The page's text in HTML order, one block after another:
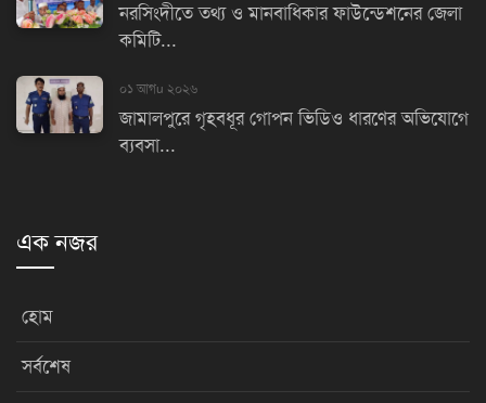
নরসিংদীতে তথ্য ও মানবাধিকার ফাউন্ডেশনের জেলা
কমিটি...
০১ আগu ২০২৬
জামালপুরে গৃহবধূর গোপন ভিডিও ধারণের অভিযোগে
ব্যবসা...
এক নজর
হোম
সর্বশেষ